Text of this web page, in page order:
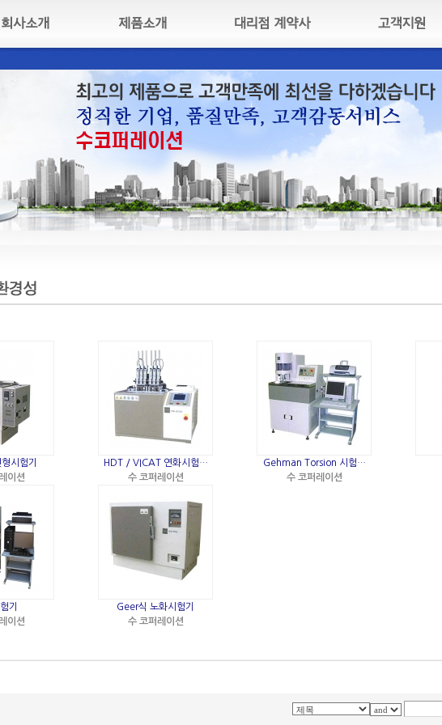
시험기
이션
HDT / VICAT 연화시험…
수 코퍼레이션
Gehman Torsion 시험…
수 코퍼레이션
기
이션
Geer식 노화시험기
수 코퍼레이션